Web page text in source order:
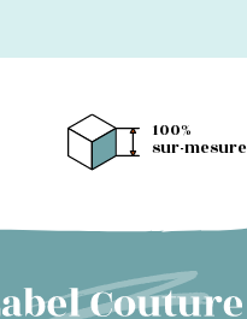
100%
sur-mesure